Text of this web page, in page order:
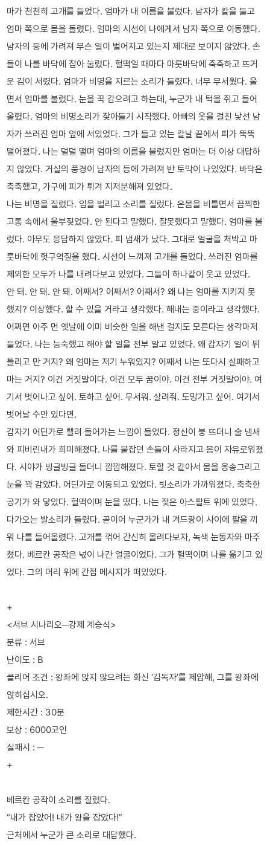
마가 천천히 고개를 들었다. 엄마가 내 이름을 불렀다. 남자가 칼을 들고
엄마 쪽으로 몸을 돌렸다. 엄마의 시선이 나에게서 남자 쪽으로 이동했다.
남자의 등에 가려져 무슨 일이 벌어지고 있는지 제대로 보이지 않았다. 손
들이 나를 바닥에 잡아 눌렀다. 헐떡일 때마다 마룻바닥에 축축하고 뜨거
운 김이 서렸다. 엄마가 비명을 지르는 소리가 들렸다. 너무 무서웠다. 울
면서 엄마를 불렀다. 눈을 꾹 감으려고 하는데, 누군가 내 턱을 쥐고 들어
올렸다. 엄마의 비명소리가 잦아들기 시작했다. 아빠의 옷을 걸친 낯선 남
자가 쓰러진 엄마 앞에 서있었다. 그가 들고 있는 칼날 끝에서 피가 뚝뚝
떨어졌다. 나는 덜덜 떨며 엄마의 이름을 불렀지만 엄마는 더 이상 대답하
지 않았다. 거실의 풍경이 남자의 등에 가려져 반 토막이 나있었다. 바닥은
축축했고, 가구에 피가 튀겨 지저분해져 있었다.
나는 비명을 질렀다. 입을 벌리고 소리를 질렀다. 온몸을 비틀면서 끔찍한
고통 속에서 울부짖었다. 안 된다고 말했다. 잘못했다고 말했다. 엄마를 불
렀다. 아무도 응답하지 않았다. 피 냄새가 났다. 그대로 얼굴을 처박고 마
룻바닥에 헛구역질을 했다. 시선이 느껴져 고개를 들었다. 쓰러진 엄마를
제외한 모두가 나를 내려다보고 있었다. 그들이 하나같이 웃고 있었다.
안 돼. 안 돼. 안 돼. 어째서? 어째서? 어째서? 왜 나는 엄마를 지키지 못
했지? 이상했다. 할 수 있을 거라고 생각했다. 해내는 중이라고 생각했다.
어쩌면 아주 먼 옛날에 이미 비슷한 일을 해낸 걸지도 모른다는 생각마저
들었다. 나는 능숙했고 해야 할 일을 전부 알고 있었다. 왜 갑자기 일이 뒤
틀리고 만 거지? 왜 엄마는 저기 누워있지? 어째서 나는 또다시 실패하고
마는 거지? 이건 거짓말이다. 이건 모두 꿈이야. 이건 전부 거짓말이야. 여
기서 벗어나고 싶어. 토하고 싶어. 무서워. 살려줘. 도망가고 싶어. 여기서
벗어날 수만 있다면.
갑자기 어딘가로 빨려 들어가는 느낌이 들었다. 정신이 붕 뜨더니 술 냄새
와 피비린내가 희미해졌다. 나를 붙잡던 손들이 사라지고 몸이 자유로워졌
다. 시야가 빙글빙글 돌더니 깜깜해졌다. 토할 것 같아서 몸을 옹송그리고
눈을 꽉 감았다. 어딘가로 이동되고 있었다. 빗소리가 가까워졌다. 축축한
공기가 와 닿았다. 헐떡이며 눈을 떴다. 나는 젖은 아스팔트 위에 있었다.
다가오는 발소리가 들렸다. 곧이어 누군가가 내 겨드랑이 사이에 팔을 끼
워 나를 들어올렸다. 고개를 꺾어 간신히 올려다보자, 녹색 눈동자와 마주
쳤다. 베르칸 공작은 넋이 나간 얼굴이었다. 그가 헐떡이며 나를 옮기고 있
었다. 그의 머리 위에 간접 메시지가 떠있었다.
+
<서브 시나리오─강제 계승식>
분류 : 서브
난이도 : B
클리어 조건 : 왕좌에 앉지 않으려는 화신 ‘김독자’를 제압해, 그를 왕좌에
앉히십시오.
제한시간 : 30분
보상 : 6000코인
실패시 : ─
+
베르칸 공작이 소리를 질렀다.
“내가 잡았어! 내가 왕을 잡았다!”
근처에서 누군가 큰 소리로 대답했다.